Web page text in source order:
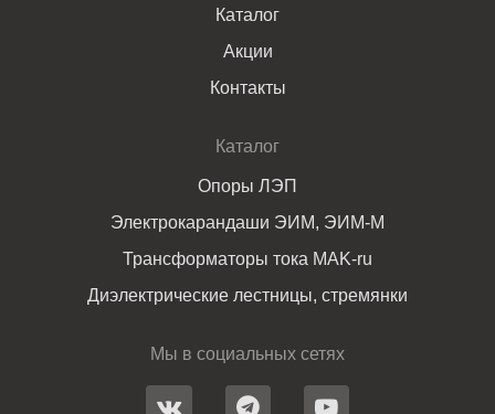
Каталог
Акции
Контакты
Каталог
Опоры ЛЭП
Электрокарандаши ЭИМ, ЭИМ-М
Трансформаторы тока MAK-ru
Диэлектрические лестницы, стремянки
Мы в социальных сетях